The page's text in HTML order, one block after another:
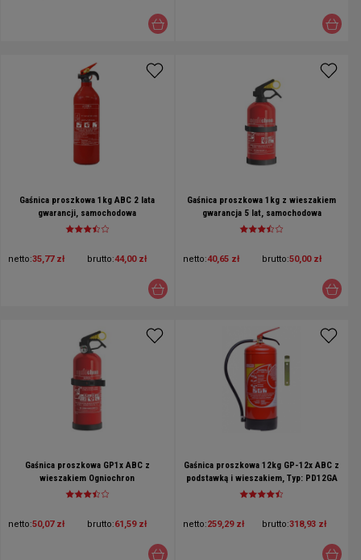
Gaśnica proszkowa 1kg ABC 2 lata
gwarancji, samochodowa
netto:35,77 zł brutto:44,00 zł
Gaśnica proszkowa 1kg z wieszakiem
gwarancja 5 lat, samochodowa
netto:40,65 zł brutto:50,00 zł
Gaśnica proszkowa GP1x ABC z
wieszakiem Ogniochron
netto:50,07 zł brutto:61,59 zł
Gaśnica proszkowa 12kg GP-12x ABC z
podstawką i wieszakiem, Typ: PD12GA
Gloria
netto:259,29 zł brutto:318,93 zł